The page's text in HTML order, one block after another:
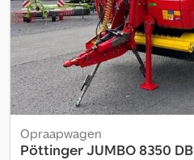
Opraapwagen
PöttingerJUMBO 8350 DB